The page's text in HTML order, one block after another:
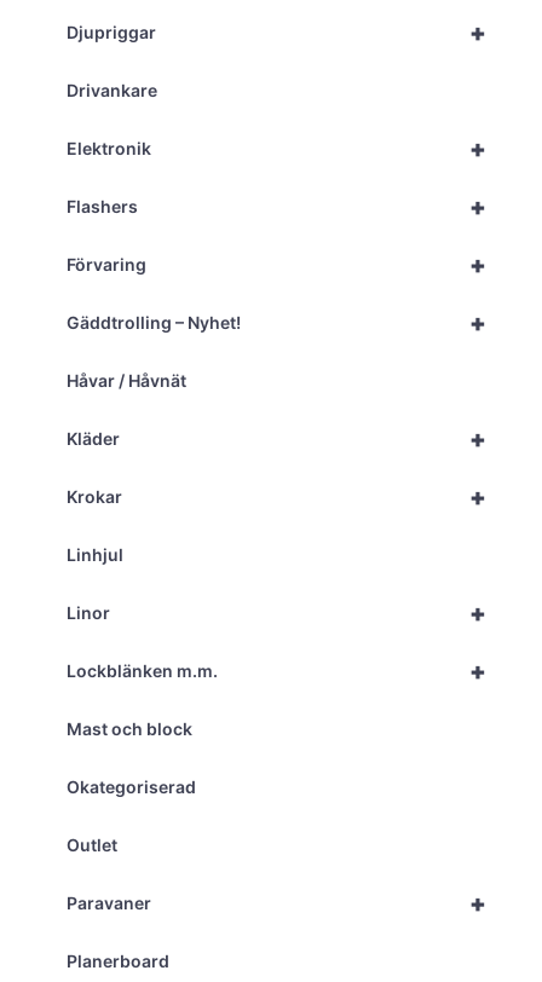
+
Djupriggar
Drivankare
+
Elektronik
+
Flashers
+
Förvaring
+
Gäddtrolling – Nyhet!
Håvar / Håvnät
+
Kläder
+
Krokar
Linhjul
+
Linor
+
Lockblänken m.m.
Mast och block
Okategoriserad
Outlet
+
Paravaner
Planerboard